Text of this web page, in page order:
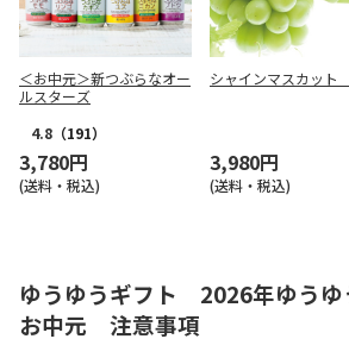
＜お中元＞新つぶらなオー
ルスターズ
4.8 （191）
3,780円
(送料・税込)
シャインマスカット
3,980円
(送料・税込)
ゆうゆうギフト 2026年ゆうゆ
お中元 注意事項